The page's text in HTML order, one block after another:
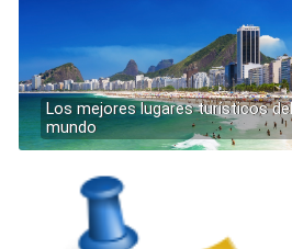
Los mejores lugares turísticos del
mundo